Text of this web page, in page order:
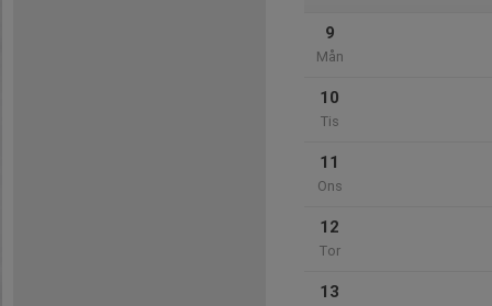
9
Mån
10
Tis
11
Ons
12
Tor
13